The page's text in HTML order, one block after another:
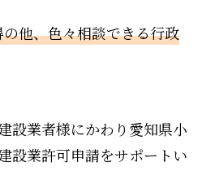
他、色々相談できる行政
設業者様にかわり愛知県小
設業許可申請をサポートい